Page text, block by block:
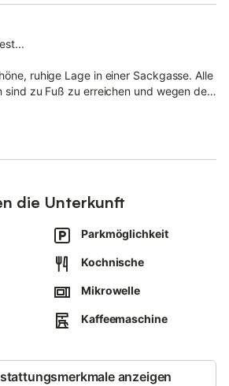
ruhige Lage in einer Sackgasse. Alle
sind zu Fuß zu erreichen und wegen der
ist. Diese ist vor Ort zu leisten.
die Unterkunft
Parkmöglichkeit
Kochnische
Mikrowelle
Kaffeemaschine
anzeigen